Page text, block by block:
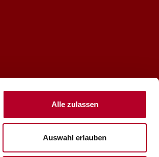
Alle zulassen
Auswahl erlauben